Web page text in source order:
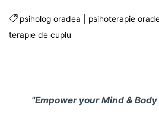
psiholog oradea psihoterapie
terapie de cuplu
"Empower your Mind &